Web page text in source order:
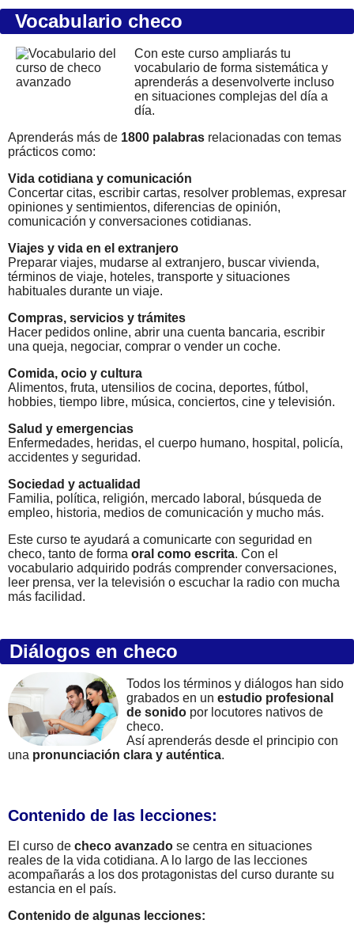
Vocabulario checo
Con este curso ampliarás tu
vocabulario de forma sistemática y
aprenderás a desenvolverte incluso
en situaciones complejas del día a
día.
Aprenderás más de 1800 palabras relacionadas con temas
prácticos como:
Vida cotidiana y comunicación
Concertar citas, escribir cartas, resolver problemas, expresar
opiniones y sentimientos, diferencias de opinión,
comunicación y conversaciones cotidianas.
Viajes y vida en el extranjero
Preparar viajes, mudarse al extranjero, buscar vivienda,
términos de viaje, hoteles, transporte y situaciones
habituales durante un viaje.
Compras, servicios y trámites
Hacer pedidos online, abrir una cuenta bancaria, escribir
una queja, negociar, comprar o vender un coche.
Comida, ocio y cultura
Alimentos, fruta, utensilios de cocina, deportes, fútbol,
hobbies, tiempo libre, música, conciertos, cine y televisión.
Salud y emergencias
Enfermedades, heridas, el cuerpo humano, hospital, policía,
accidentes y seguridad.
Sociedad y actualidad
Familia, política, religión, mercado laboral, búsqueda de
empleo, historia, medios de comunicación y mucho más.
Este curso te ayudará a comunicarte con seguridad en
checo, tanto de forma oral como escrita. Con el
vocabulario adquirido podrás comprender conversaciones,
leer prensa, ver la televisión o escuchar la radio con mucha
más facilidad.
Diálogos en checo
Todos los términos y diálogos han sido
grabados en un estudio profesional
de sonido por locutores nativos de
checo.
Así aprenderás desde el principio con
una pronunciación clara y auténtica.
Contenido de las lecciones:
El curso de checo avanzado se centra en situaciones
reales de la vida cotidiana. A lo largo de las lecciones
acompañarás a los dos protagonistas del curso durante su
estancia en el país.
Contenido de algunas lecciones: